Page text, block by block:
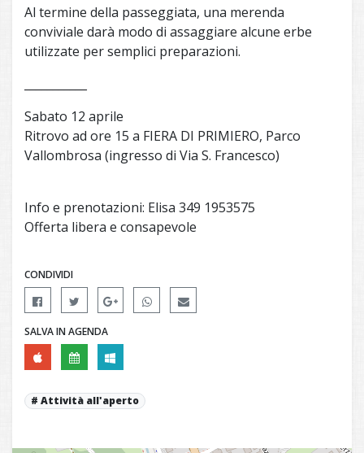
Al termine della passeggiata, una merenda
conviviale darà modo di assaggiare alcune erbe
utilizzate per semplici preparazioni.
Sabato 12 aprile
Ritrovo ad ore 15 a FIERA DI PRIMIERO, Parco
Vallombrosa (ingresso di Via S. Francesco)
Info e prenotazioni: Elisa 349 1953575
Offerta libera e consapevole
CONDIVIDI
SALVA IN AGENDA
Attività all'aperto